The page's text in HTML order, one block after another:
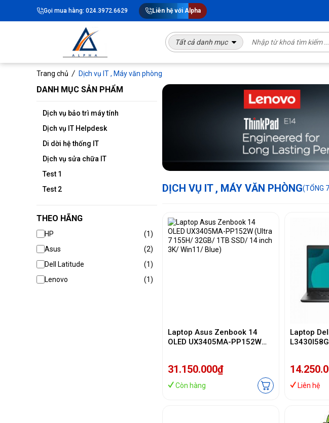
Gọi mua hàng: 024.3972.6629 Liên hệ với Alpha
Tất cả danh mục
Trang chủ Dịch vụ IT , Máy văn phòng
DANH MỤC SẢN PHẨM
Dịch vụ bảo trì máy tính
Dịch vụ IT Helpdesk
Di dời hệ thống IT
Dịch vụ sửa chữa IT
Test 1
Test 2
THEO HÃNG
HP
(1)
Asus
(2)
Dell Latitude
(1)
Lenovo
(1)
DỊCH VỤ IT , MÁY VĂN PHÒNG(TỔNG
Laptop Asus Zenbook 14
OLED UX3405MA-PP152W
Blue)
31.150.000₫
Còn hàng
Laptop
Liên hệ